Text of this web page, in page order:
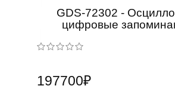
GDS-72302 -
цифровые
197700₽